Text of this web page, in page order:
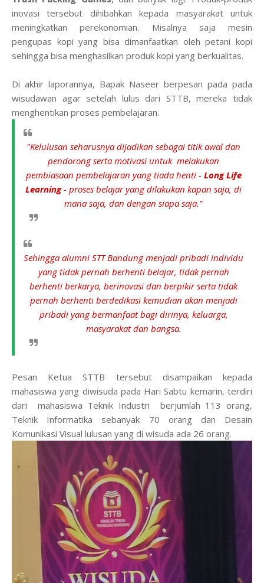
inovasi tersebut dihibahkan kepada masyarakat untuk
meningkatkan perekonomian. Misalnya saja mesin
pengupas kopi yang bisa dimanfaatkan oleh petani kopi
sehingga bisa menghasilkan produk kopi yang berkualitas.
Di akhir laporannya, Bapak Naseer berpesan pada pada
wisudawan agar setelah lulus dari STTB, mereka tidak
menghentikan proses pembelajaran.
"Kelulusan seharusnya dijadikan sebagai titik awal dan
pendorong serta motivasi untuk melakukan
pembiasaan pembelajaran yang tiada henti - Long Life
Learning- proses belajar yang dilakukan kapan saja, di
mana saja, dan dengan siapa saja."
Sehingga alumni STT Bandung menjadi pribadi individu
yang tidak pernah berhenti belajar, tidak pernah
berhenti berkarya, berinovasi dan berpikir serta tidak
pernah berhenti berdedikasi kemudian akan menjadi
pribadi yang bermanfaat bagi dirinya, keluarga,
masyarakat dan bangsa.
Pesan Ketua STTB tersebut disampaikan kepada
mahasiswa yang diwisuda pada Hari Sabtu kemarin, terdiri
dari mahasiswa Teknik Industri berjumlah 113 orang,
Teknik Informatika sebanyak 70 orang dan Desain
Komunikasi Visual lulusan yang di wisuda ada 26 orang.